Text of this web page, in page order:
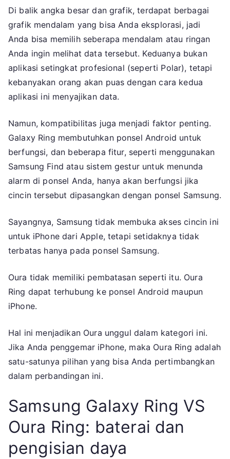
Di balik angka besar dan grafik, terdapat berbagai
grafik mendalam yang bisa Anda eksplorasi, jadi
Anda bisa memilih seberapa mendalam atau ringan
Anda ingin melihat data tersebut. Keduanya bukan
aplikasi setingkat profesional (seperti Polar), tetapi
kebanyakan orang akan puas dengan cara kedua
aplikasi ini menyajikan data.
Namun, kompatibilitas juga menjadi faktor penting.
Galaxy Ring membutuhkan ponsel Android untuk
berfungsi, dan beberapa fitur, seperti menggunakan
Samsung Find atau sistem gestur untuk menunda
alarm di ponsel Anda, hanya akan berfungsi jika
cincin tersebut dipasangkan dengan ponsel Samsung.
Sayangnya, Samsung tidak membuka akses cincin ini
untuk iPhone dari Apple, tetapi setidaknya tidak
terbatas hanya pada ponsel Samsung.
Oura tidak memiliki pembatasan seperti itu. Oura
Ring dapat terhubung ke ponsel Android maupun
iPhone.
Hal ini menjadikan Oura unggul dalam kategori ini.
Jika Anda penggemar iPhone, maka Oura Ring adalah
satu-satunya pilihan yang bisa Anda pertimbangkan
dalam perbandingan ini.
Samsung Galaxy Ring VS
Oura Ring: baterai dan
pengisian daya